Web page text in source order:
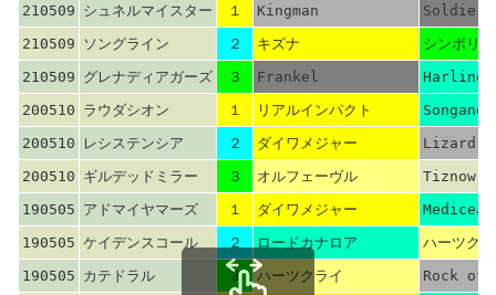
210509 シュネルマイスター １ Kingman
Soldier
210509
ソングライン ２ キズナ
シンボリ
210509 グレナディアガーズ ３ Frankel
200510 ラウダシオン １ リアルインパクト
200510
レシステンシア ２ ダイワメジャー
Lizard
200510 ギルデッドミラー ３ オルフェーヴル
Tiznow
190505 アドマイヤマーズ １ ダイワメジャー
Medicean
190505 ケイデンスコール ２ ロードカナロア
ハーツク
190505 カテドラル ３ ハーツクライ
Rock of